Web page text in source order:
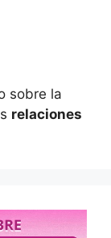
sobre la
relaciones